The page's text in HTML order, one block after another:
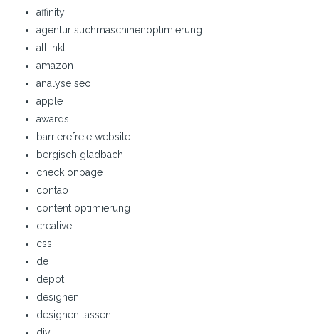
affinity
agentur suchmaschinenoptimierung
all inkl
amazon
analyse seo
apple
awards
barrierefreie website
bergisch gladbach
check onpage
contao
content optimierung
creative
css
de
depot
designen
designen lassen